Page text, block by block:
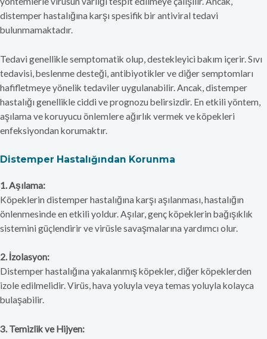
distemper hastalığına karşı spesifik bir antiviral tedavi
bulunmamaktadır.
Tedavi genellikle semptomatik olup, destekleyici bakım içerir. Sıvı
tedavisi, beslenme desteği, antibiyotikler ve diğer semptomları
hafifletmeye yönelik tedaviler uygulanabilir. Ancak, distemper
hastalığı genellikle ciddi ve prognozu belirsizdir. En etkili yöntem,
aşılama ve koruyucu önlemlere ağırlık vermek ve köpekleri
enfeksiyondan korumaktır.
Distemper Hastalığından Korunma
1. Aşılama:
Köpeklerin distemper hastalığına karşı aşılanması, hastalığın
önlenmesinde en etkili yoldur. Aşılar, genç köpeklerin bağışıklık
sistemini güçlendirir ve virüsle savaşmalarına yardımcı olur.
2. İzolasyon:
Distemper hastalığına yakalanmış köpekler, diğer köpeklerden
izole edilmelidir. Virüs, hava yoluyla veya temas yoluyla kolayca
bulaşabilir.
3. Temizlik ve Hijyen: